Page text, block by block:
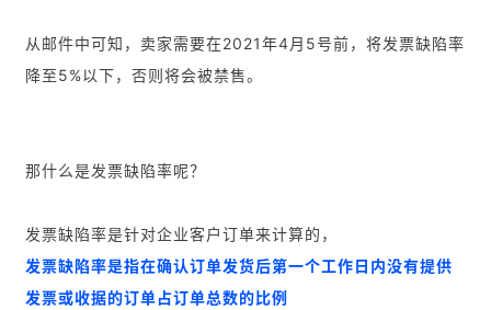
从邮件中可知，卖家需要在2021年4月5号前，将发票缺陷率
降至5%以下，否则将会被禁售。
那什么是发票缺陷率呢？
发票缺陷率是针对企业客户订单来计算的，
发票缺陷率是指在确认订单发货后第一个工作日内没有提供
发票或收据的订单占订单总数的比例